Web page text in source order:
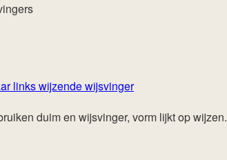
links wijzende wijsvinger
duim en wijsvinger, vorm lijkt op wijzen.